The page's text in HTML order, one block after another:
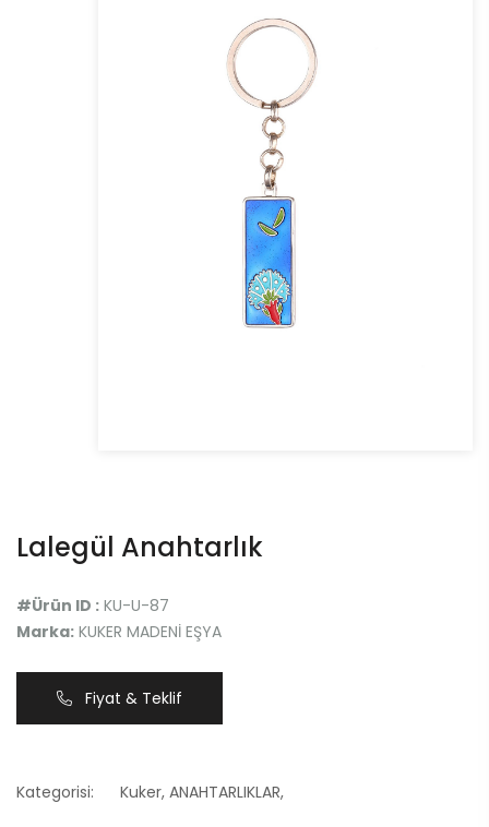
Lalegül Anahtarlık
#Ürün ID : KU-U-87
Marka: KUKER MADENİ EŞYA
Fiyat & Teklif
Kategorisi: Kuker, ANAHTARLIKLAR,